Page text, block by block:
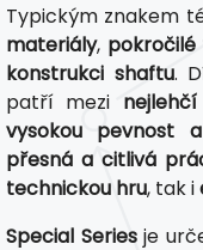
Typickým znakem
materiály,
konstrukci shaftu.
patří mezi
vysokou pevnost
přesná a citlivá
technickou hru, tak i
Special Seriesje